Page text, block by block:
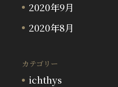
2020年9月
2020年8月
カテゴリー
ichthys